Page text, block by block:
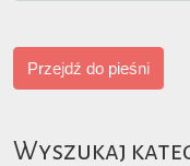
Przejdź do pieśni
Wyszukaj